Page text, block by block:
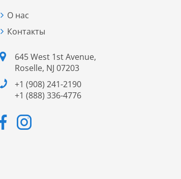
О нас
Контакты
645 West 1st Avenue,
Roselle, NJ 07203
+1 (908) 241-2190
+1 (888) 336-4776